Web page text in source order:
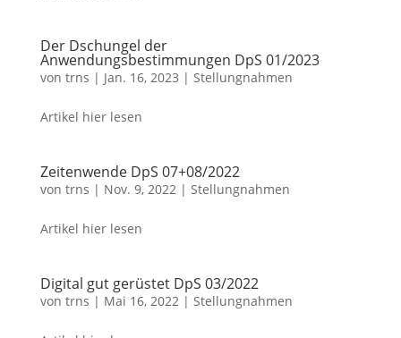
Der Dschungel der
Anwendungsbestimmungen DpS 01/2023
von trns | Jan. 16, 2023 | Stellungnahmen
Artikel hier lesen
Zeitenwende DpS 07+08/2022
von trns | Nov. 9, 2022| Stellungnahmen
Artikel hier lesen
Digital gut gerüstet DpS 03/2022
von trns | Mai 16, 2022| Stellungnahmen